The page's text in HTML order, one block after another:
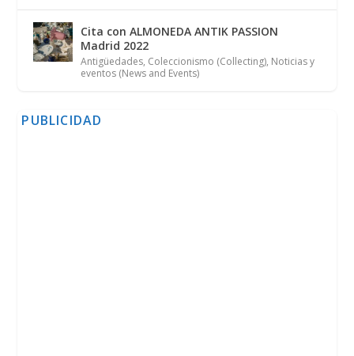
Cita con ALMONEDA ANTIK PASSION
Madrid 2022
Antigüedades, Coleccionismo (Collecting), Noticias y
eventos (News and Events)
PUBLICIDAD